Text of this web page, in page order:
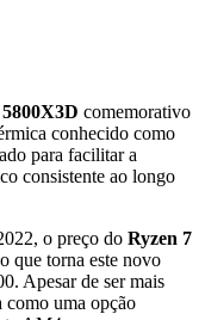
comemorativo
conhecido como
para facilitar a
consistente ao longo
o preço do Ryzen 7
que torna este novo
Apesar de ser mais
como uma opção